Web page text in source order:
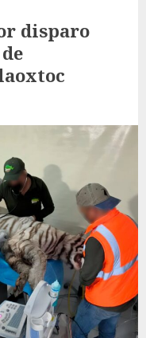
disparo